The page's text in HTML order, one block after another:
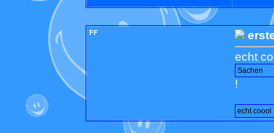
FF
echt
Sachen
!
echt coool